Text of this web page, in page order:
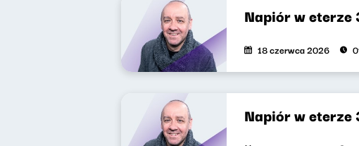
Napiór w eterze
18 czerwca 2026
Napiór w eterze